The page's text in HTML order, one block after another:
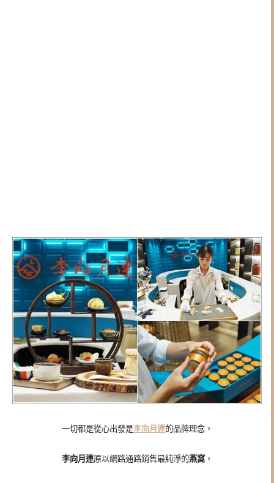
一切都是從心出發是李向月連的品牌理念，
李向月連原以網路通路銷售最純淨的燕窩，